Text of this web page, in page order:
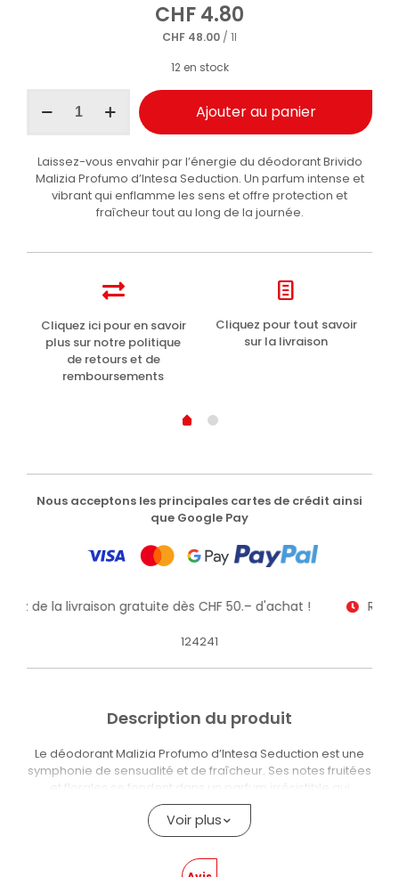
CHF4.80
CHF 48.00 / 1l
12 en stock
d'Intesa
Seduction
déodorant
Ajouter au panier
Laissez-vous envahir par l’énergie du déodorant Brivido
Malizia Profumo d’Intesa Seduction. Un parfum intense et
vibrant qui enflamme les sens et offre protection et
fraîcheur tout au long de la journée.
Cliquez ici pour en savoir
plus sur notre politique
de retours et de
remboursements
Cliquez pour tout savoir
sur la livraison
Nous acceptons les principales cartes de crédit ainsi
que Google Pay
de la livraison gratuite dès CHF 50.– d'achat !
124241
Description du produit
Le déodorant Malizia Profumo d’Intesa Seduction est une
symphonie de sensualité et de fraîcheur. Ses notes fruitées
et florales se fondent dans un parfum irrésistible qui
exprime la liberté et la féminité moderne. En outre, la
formule du déodorant garantit une protection durable et
une sensation de peau sèche et veloutée tout au long de la
journée.
Voir plus